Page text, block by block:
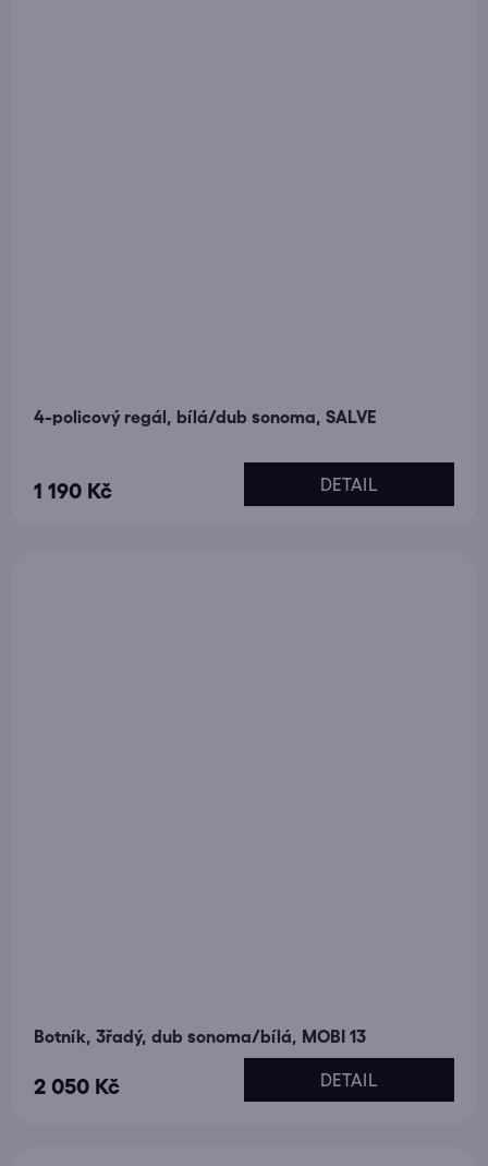
4-policový regál, bílá/dub sonoma, SALVE
hodnocení
1 190 Kč DETAIL
Botník, 3řadý, dub sonoma/bílá, MOBI 13
2 050 Kč DETAIL